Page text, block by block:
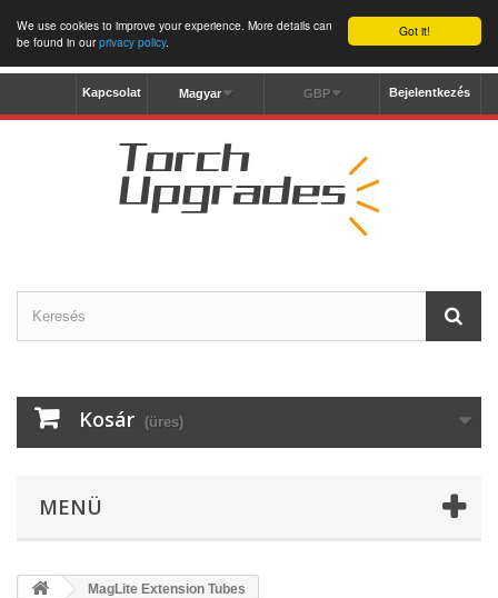
Got it!
We use cookies to improve your experience. More details can
be found in ourprivacy policy.
Bejelentkezés
GBP
Magyar
Kapcsolat
Kosár (üres)
MENÜ
MagLite Extension Tubes